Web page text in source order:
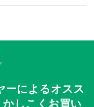
ーによるオスス
かしこくお買い